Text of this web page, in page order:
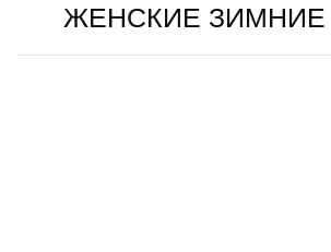
ЖЕНСКИЕ ЗИМНИЕ